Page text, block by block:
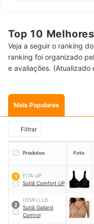
Top 10
Veja a seguir o ranking
ranking foi organizado
e avaliações. (Atualizado
Mais Populares
Filtrar
Produtos Foto
1
FITA UP
Sutiã Comfort UP
2
DEMILLUS
Sutiã Gallard
Control